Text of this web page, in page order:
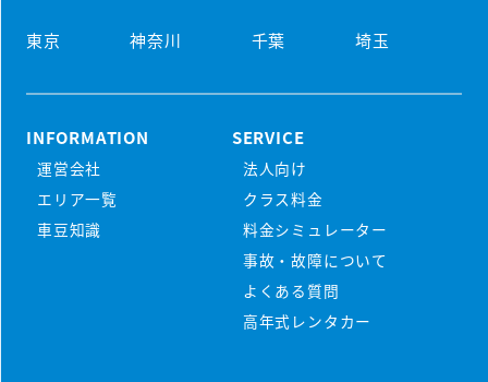
初めての方
マンスリーレンタカーとは
プラン・料金
東京 神奈川 千葉 埼玉
INFORMATION
運営会社
エリア一覧
車豆知識
SERVICE
法人向け
クラス料金
料金シミュレーター
事故・故障について
よくある質問
高年式レンタカー